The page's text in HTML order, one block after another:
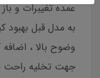
عمده تغیبرات و
به مدل قبل بهبود
جهت تخلیه راحت